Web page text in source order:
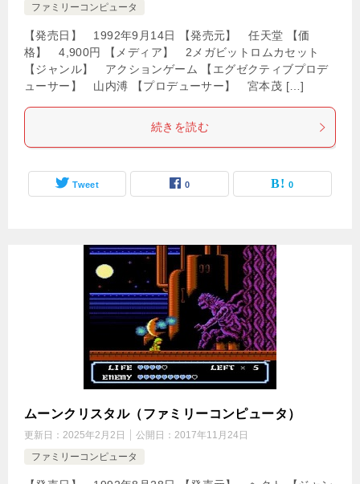
ファミリーコンピュータ
【発売日】 1992年9月14日 【発売元】 任天堂 【価
格】 4,900円 【メディア】 2メガビットロムカセット
【ジャンル】 アクションゲーム 【エグゼクティブプロデ
ューサー】 山内溥 【プロデューサー】 宮本茂 […]
続きを読む
Tweet 0 0
ムーンクリスタル（ファミリーコンピュータ）
更新日： 2025年2月2日 公開日： 2017年11月24日
ファミリーコンピュータ